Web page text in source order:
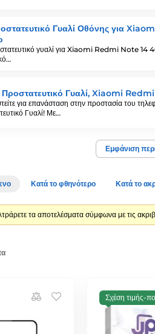
Γυαλί Οθόνης για
γυαλί για Xiaomi Redmi Note 14 4G
Γυαλί, Xiaomi
για επανάσταση στην προστασία του
Γυαλί! Με…
Εμφάνιση
Κατά το φθηνότερο Κατά το
τα αποτελέσματα σύμφωνα με τις
Σχέση τιμής-